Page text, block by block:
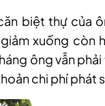
biệt thự của
giảm xuống còn
ông vẫn
chi phí phát